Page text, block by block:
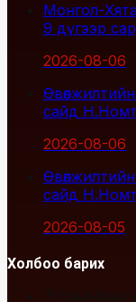
Монгол-
9 дүгээр
2026-08-06
сайд
2026-08-06
сайд
2026-08-05
Холбоо барих